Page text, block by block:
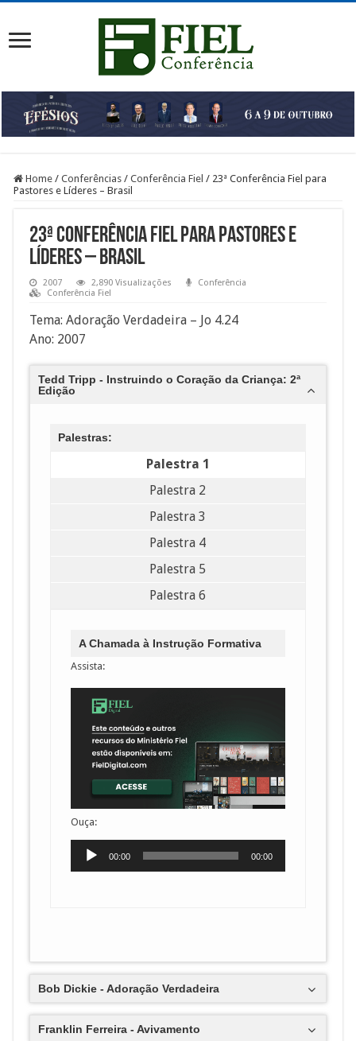
Home / Conferências / Conferência Fiel / 23ª Conferência Fiel para
Pastores e Líderes – Brasil
23ª Conferência Fiel para Pastores e
Líderes – Brasil
2007 2,890 Visualizações
Conferência
Conferência Fiel
Tema: Adoração Verdadeira – Jo 4.24
Ano: 2007
Tedd Tripp - Instruindo o Coração da Criança: 2ª
Edição
Palestras:
Palestra 1
Palestra 2
Palestra 3
Palestra 4
Palestra 5
Palestra 6
A Chamada à Instrução Formativa
Assista:
Ouça:
Tocador
00:00 00:00
Bob Dickie - Adoração Verdadeira
Franklin Ferreira - Avivamento